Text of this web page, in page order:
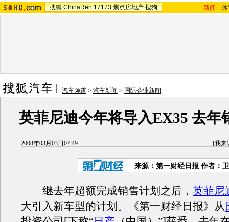
搜狐 ChinaRen 17173 焦点房地产 搜狗 新闻 -
汽车频道 > 汽车新闻 > 国际企业新闻
英菲尼迪今年将导入EX35 去年
2008年03月03日07:49 [我来
来源：第一财经日报 作者：
继去年超额完成销售计划之后， 英菲尼
大引入新车型的计划。《第一财经日报》从